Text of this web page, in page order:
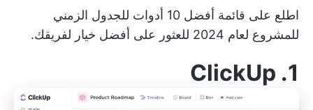
اطلع على قائمة أفضل 10 أدوات للجدول الزمني
للمشروع لعام 2024 للعثور على أفضل خيار لفريقك.
1.
ClickUp